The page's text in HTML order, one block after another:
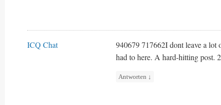
ICQ Chat
940679 717662I dont leave a lot
had to here. A hard-hitting post.
Antworten ↓